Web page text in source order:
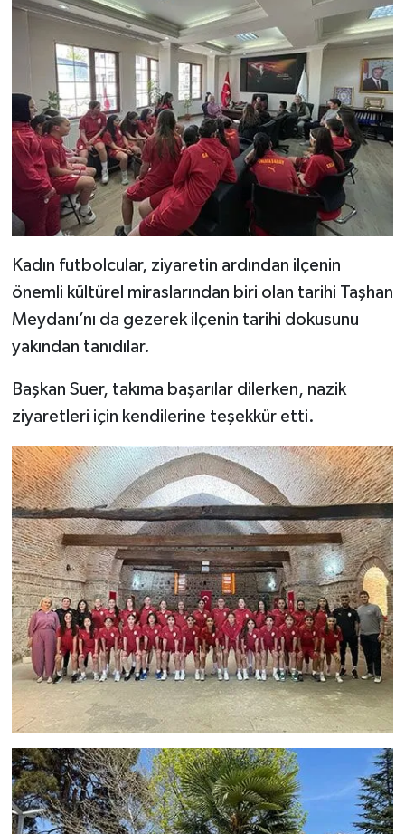
Kadın futbolcular, ziyaretin ardından ilçenin
önemli kültürel miraslarından biri olan tarihi Taşhan
Meydanı’nı da gezerek ilçenin tarihi dokusunu
yakından tanıdılar.
Başkan Suer, takıma başarılar dilerken, nazik
ziyaretleri için kendilerine teşekkür etti.